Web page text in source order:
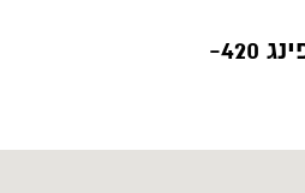
420-